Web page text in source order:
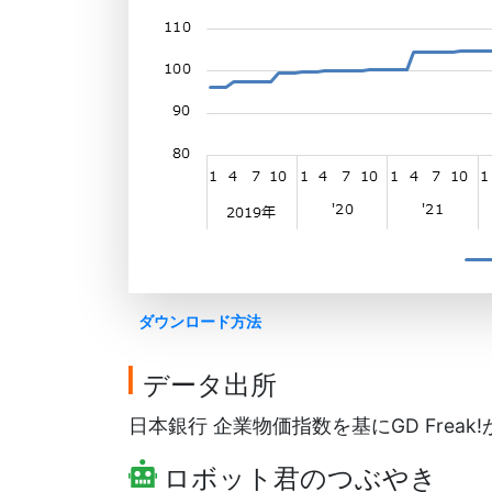
ダウンロード方法
データ出所
日本銀行 企業物価指数を基にGD Freak!
ロボット君のつぶやき